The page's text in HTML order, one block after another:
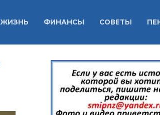
ЖИЗНЬ ФИНАНСЫ СОВЕТЫ